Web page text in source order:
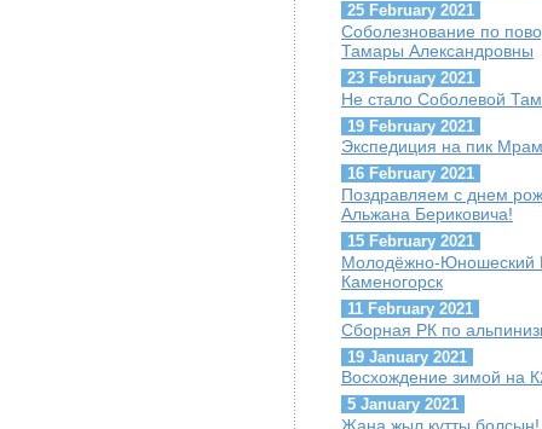
25 February 2021
Соболезнование по
Тамары Александровны
23 February 2021
Не стало Соболевой
19 February 2021
Экспедиция на пик
16 February 2021
Поздравляем с днем
Альжана Бериковича!
15 February 2021
Молодёжно-Юношеский
Каменогорск
11 February 2021
Сборная РК по
19 January 2021
Восхождение зимой на
5 January 2021